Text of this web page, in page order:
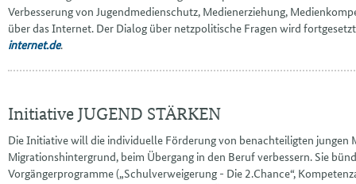
Verbesserung von Jugendmedienschutz, Medienerziehung,
über das Internet. Der Dialog über netzpolitische Fragen wird
internet.de.
Initiative JUGEND STÄRKEN
Die Initiative will die individuelle Förderung von benachteiligten jungen
Migrationshintergrund, beim Übergang in den Beruf verbessern. Sie
Vorgängerprogramme („Schulverweigerung - Die 2.Chance“,